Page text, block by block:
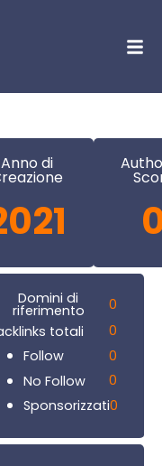
Anno di
Domini di
riferimento
0
totali
0
Follow
0
No Follow
0
Sponsorizzati0